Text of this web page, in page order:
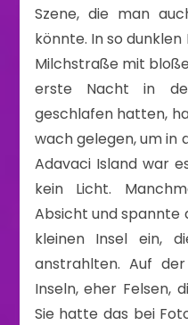
Szene, die man
könnte. In so
Milchstraße mit
erste Nacht in
geschlafen hatten,
wach gelegen, um in
Adavaci Island war
kein Licht.
Absicht und spannte
kleinen Insel ein,
anstrahlten. Auf
Inseln, eher Felsen,
Sie hatte das bei